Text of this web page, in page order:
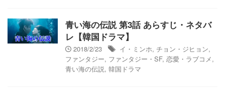
青い海の伝説 第3話 あらすじ・ネタバ
レ【韓国ドラマ】
2018/2/23 イ・ミンホ, チョン・ジヒョン,
ファンタジー, ファンタジー・SF, 恋愛・ラブコメ,
青い海の伝説, 韓国ドラマ